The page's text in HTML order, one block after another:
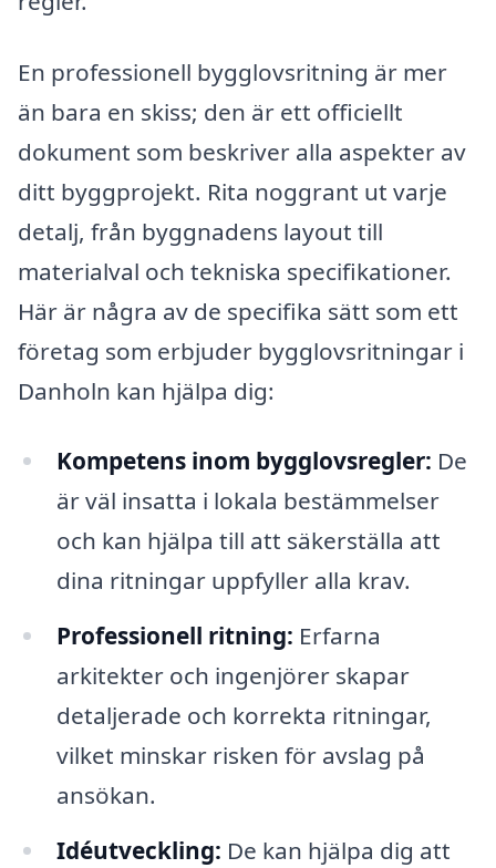
En professionell bygglovsritning är mer
än bara en skiss; den är ett officiellt
dokument som beskriver alla aspekter av
ditt byggprojekt. Rita noggrant ut varje
detalj, från byggnadens layout till
materialval och tekniska specifikationer.
Här är några av de specifika sätt som ett
företag som erbjuder bygglovsritningar i
Danholn kan hjälpa dig:
Kompetens inom bygglovsregler: De
är väl insatta i lokala bestämmelser
och kan hjälpa till att säkerställa att
dina ritningar uppfyller alla krav.
Professionell ritning: Erfarna
arkitekter och ingenjörer skapar
detaljerade och korrekta ritningar,
vilket minskar risken för avslag på
ansökan.
Idéutveckling: De kan hjälpa dig att